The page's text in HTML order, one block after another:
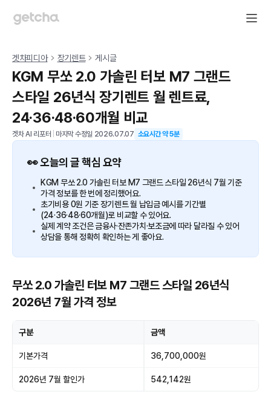
겟차피디아 장기렌트 게시글
KGM 무쏘 2.0 가솔린 터보 M7 그랜드
스타일 26년식 장기렌트 월 렌트료,
24·36·48·60개월 비교
겟차 AI 리포터 마지막 수정일 2026.07.07 소요시간 약5분
👀 오늘의 글 핵심 요약
KGM 무쏘 2.0 가솔린 터보 M7 그랜드 스타일 26년식 7월 기준
가격 정보를 한 번에 정리했어요.
초기비용 0원 기준 장기렌트 월 납입금 예시를 기간별
(24·36·48·60개월)로 비교할 수 있어요.
실제 계약 조건은 금융사·잔존가치·보조금에 따라 달라질 수 있어
상담을 통해 정확히 확인하는 게 좋아요.
무쏘 2.0 가솔린 터보 M7 그랜드 스타일 26년식
2026년 7월 가격 정보
구분 금액
기본가격 36,700,000원
2026년 7월 할인가 542,142원